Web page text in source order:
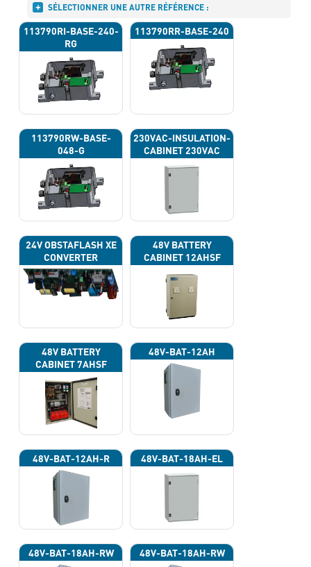
SÉLECTIONNER UNE AUTRE RÉFÉRENCE :
113790RI-BASE-240-
RG
113790RR-BASE-240
113790RW-BASE-
048-G
230VAC-INSULATION-
CABINET 230VAC
24V OBSTAFLASH XE
CONVERTER
48V BATTERY
CABINET 12AHSF
(INPUT POWER
220VAC)
48V BATTERY
CABINET 7AHSF
(INPUT POWER
220VAC)
48V-BAT-12AH
48V-BAT-12AH-R 48V-BAT-18AH-EL
48V-BAT-18AH-RW 48V-BAT-18AH-RW